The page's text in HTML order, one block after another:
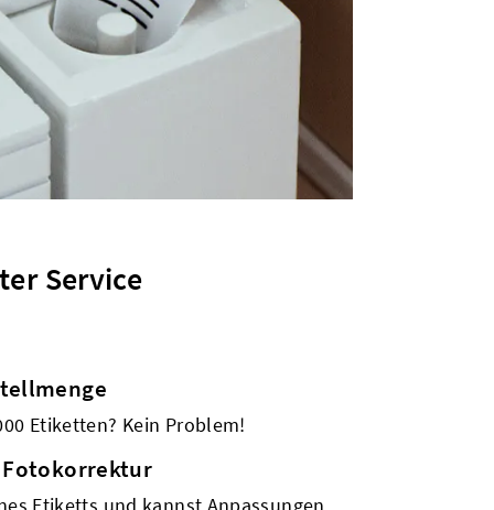
Service
Etiketten? Kein Problem!
Fotokorrektur